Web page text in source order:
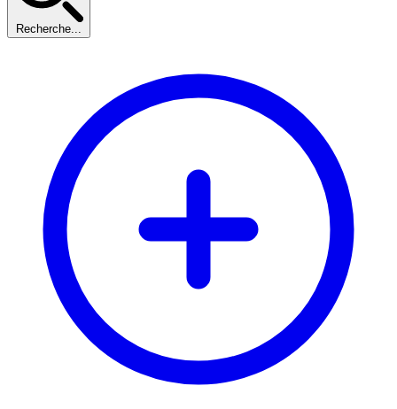
Recherche...